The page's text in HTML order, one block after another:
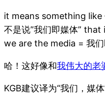
it means something like
不是说”我们即媒体”
we are the media = 我
哈！这好像和我伟大的老
KGB建议译为“我们，媒